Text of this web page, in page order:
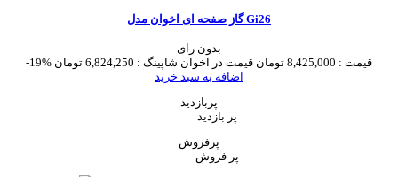
گاز صفحه ای اخوان مدل Gi26
بدون رای
-19%
قیمت : 8,425,000 تومان قیمت در اخوان شاپینگ : 6,824,250 تومان
اضافه به سبد خرید
پربازدید
پر بازدید
پرفروش